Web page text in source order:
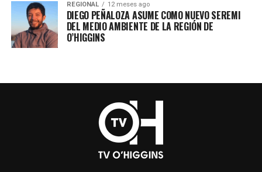
REGIONAL 12 meses ago
DIEGO PEÑALOZA ASUME COMO NUEVO SEREMI
DEL MEDIO AMBIENTE DE LA REGIÓN DE
O’HIGGINS